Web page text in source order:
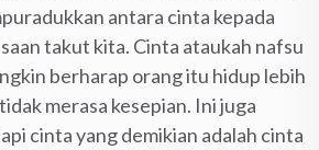
antara cinta kepada
takut kita. Cinta ataukah nafsu
berharap orang itu hidup lebih
merasa kesepian. Ini juga
cinta yang demikian adalah cinta